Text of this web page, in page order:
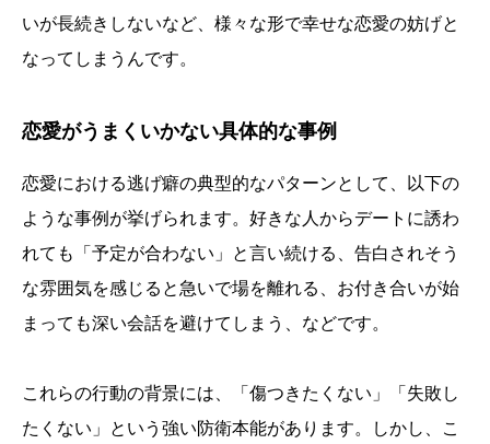
いが長続きしないなど、様々な形で幸せな恋愛の妨げと
なってしまうんです。
恋愛がうまくいかない具体的な事例
恋愛における逃げ癖の典型的なパターンとして、以下の
ような事例が挙げられます。好きな人からデートに誘わ
れても「予定が合わない」と言い続ける、告白されそう
な雰囲気を感じると急いで場を離れる、お付き合いが始
まっても深い会話を避けてしまう、などです。
これらの行動の背景には、「傷つきたくない」「失敗し
たくない」という強い防衛本能があります。しかし、こ